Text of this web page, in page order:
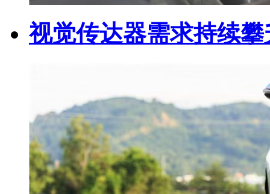
视觉传达器需求持续